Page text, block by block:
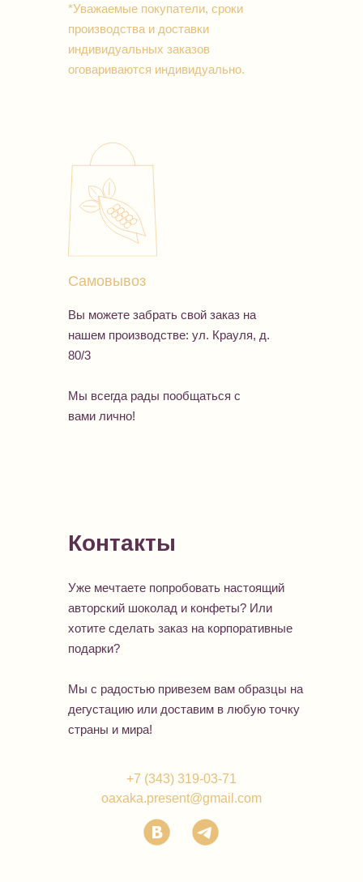
*Уважаемые покупатели, сроки
производства и доставки
индивидуальных заказов
оговариваются индивидуально.
Вы можете забрать свой заказ на
нашем производстве: ул. Крауля, д.
80/3
Мы всегда рады пообщаться с
вами лично!
Самовывоз
Контакты
Уже мечтаете попробовать настоящий
авторский шоколад и конфеты? Или
хотите сделать заказ на корпоративные
подарки?
Мы с радостью привезем вам образцы на
дегустацию или доставим в любую точку
страны и мира!
+7 (343) 319-03-71
oaxaka.present@gmail.com